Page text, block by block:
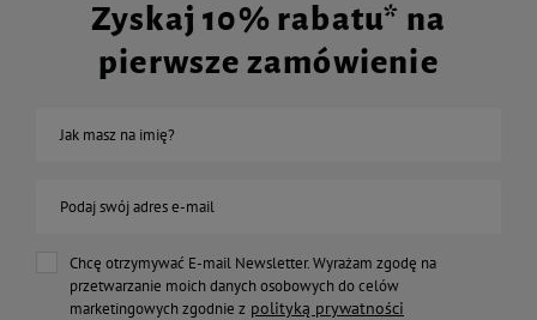
Zyskaj 10% rabatu* na
pierwsze zamówienie
Jak masz na imię?
Podaj swój adres e-mail
Chcę otrzymywać E-mail Newsletter. Wyrażam zgodę na
przetwarzanie moich danych osobowych do celów
marketingowych zgodnie z polityką prywatności